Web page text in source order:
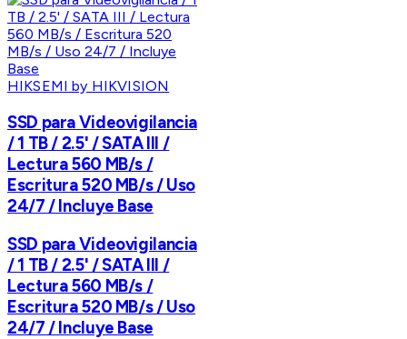
HIKSEMI by HIKVISION
SSD para Videovigilancia
/ 1 TB / 2.5' / SATA III /
Lectura 560 MB/s /
Escritura 520 MB/s / Uso
24/7 / Incluye Base
SSD para Videovigilancia
/ 1 TB / 2.5' / SATA III /
Lectura 560 MB/s /
Escritura 520 MB/s / Uso
24/7 / Incluye Base